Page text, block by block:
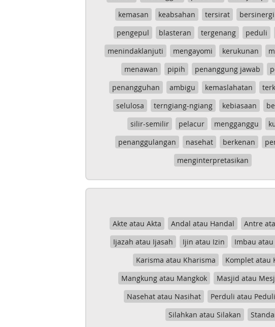
kemasan
keabsahan tersirat bersinergi
pengepul
blasteran tergenang peduli
menindaklanjuti
mengayomi kerukunan
menawan
pipih penanggung jawab
penangguhan
ambigu kemaslahatan
selulosa
terngiang-ngiang kebiasaan
silir-semilir
pelacur mengganggu
penanggulangan
nasehat berkenan
menginterpretasikan
Akte atau Akta Andal atau Handal Antre
Ijazah atau Ijasah
Ijin atau Izin Imbau
Karisma atau Kharisma
Komplet atau
Mangkung atau Mangkok
Masjid atau
Nasehat atau Nasihat
Perduli atau Peduli
Silahkan atau Silakan